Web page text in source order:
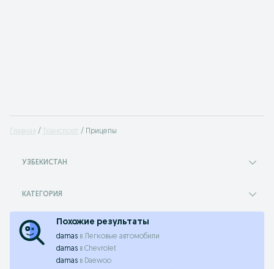
Главная Транспорт Прицепы
УЗБЕКИСТАН
КАТЕГОРИЯ
Похожие результаты
damas в Легковые автомобили
damas в Chevrolet
damas в Daewoo